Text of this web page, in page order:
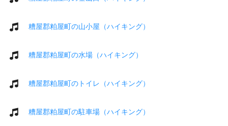
糟屋郡粕屋町の山小屋（ハイキング）
糟屋郡粕屋町の水場（ハイキング）
糟屋郡粕屋町のトイレ（ハイキング）
糟屋郡粕屋町の駐車場（ハイキング）